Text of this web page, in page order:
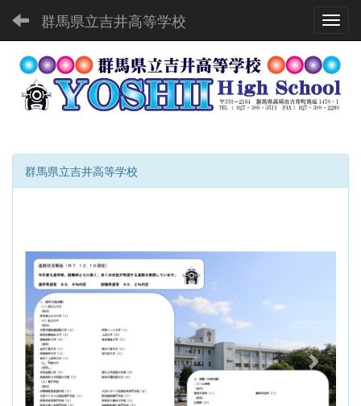
群馬県立吉井高等学校
群馬県立吉井高等学校
e
v
i
o
u
s
x